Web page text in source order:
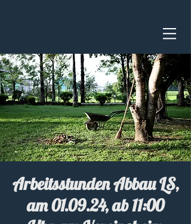
Arbeitsstunden Abbau LS,
am 01.09.24, ab 11:00